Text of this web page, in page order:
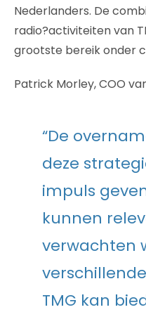
Nederlanders. De
radio?activiteiten van
grootste bereik onder
Patrick Morley, COO
“De
deze
impuls
kunnen
verwachten
TMG kan